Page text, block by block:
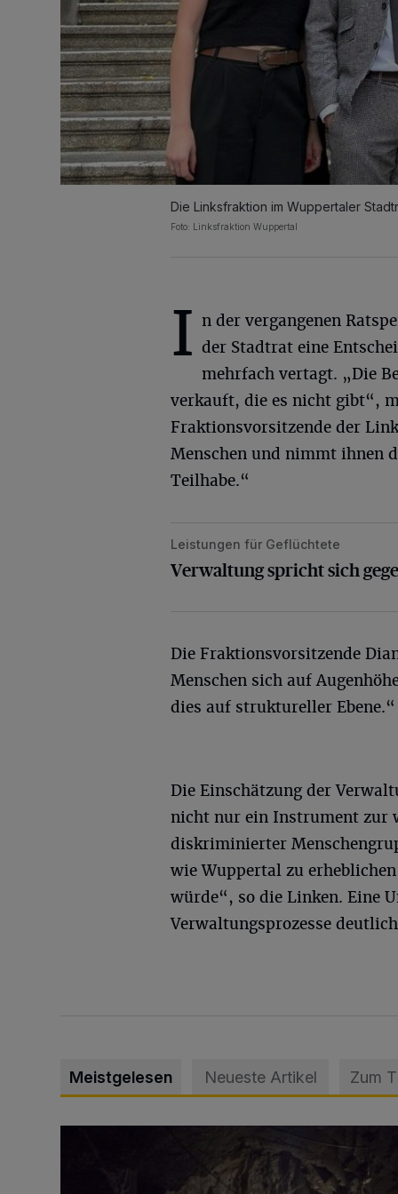
Die Linksfraktion im Wuppertaler
Foto: Linksfraktion Wuppertal
I n der vergangenen
der Stadtrat eine
mehrfach vertagt. „Die
verkauft, die es nicht gibt“,
Fraktionsvorsitzende der
Menschen und nimmt ihnen
Teilhabe.“
Verwaltung spricht sich gegen die
Leistungen für Geflüchtete
Verwaltung spricht sich
Die Fraktionsvorsitzende
Menschen sich auf
dies auf struktureller Ebene.“
Die Einschätzung der
nicht nur ein Instrument zur
diskriminierter
wie Wuppertal zu
würde“, so die Linken. Eine
Verwaltungsprozesse
Meistgelesen Neueste Artikel Zum